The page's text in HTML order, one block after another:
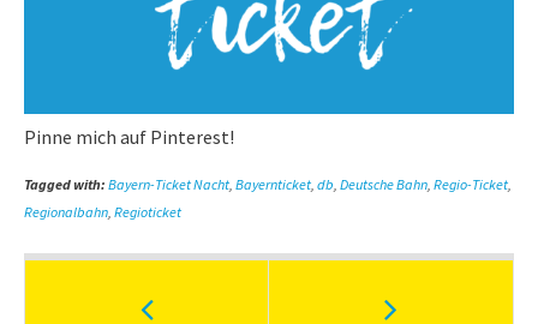
Pinne mich auf Pinterest!
Tagged with: Bayern-Ticket Nacht, Bayernticket, db, Deutsche Bahn, Regio-Ticket,
Regionalbahn, Regioticket